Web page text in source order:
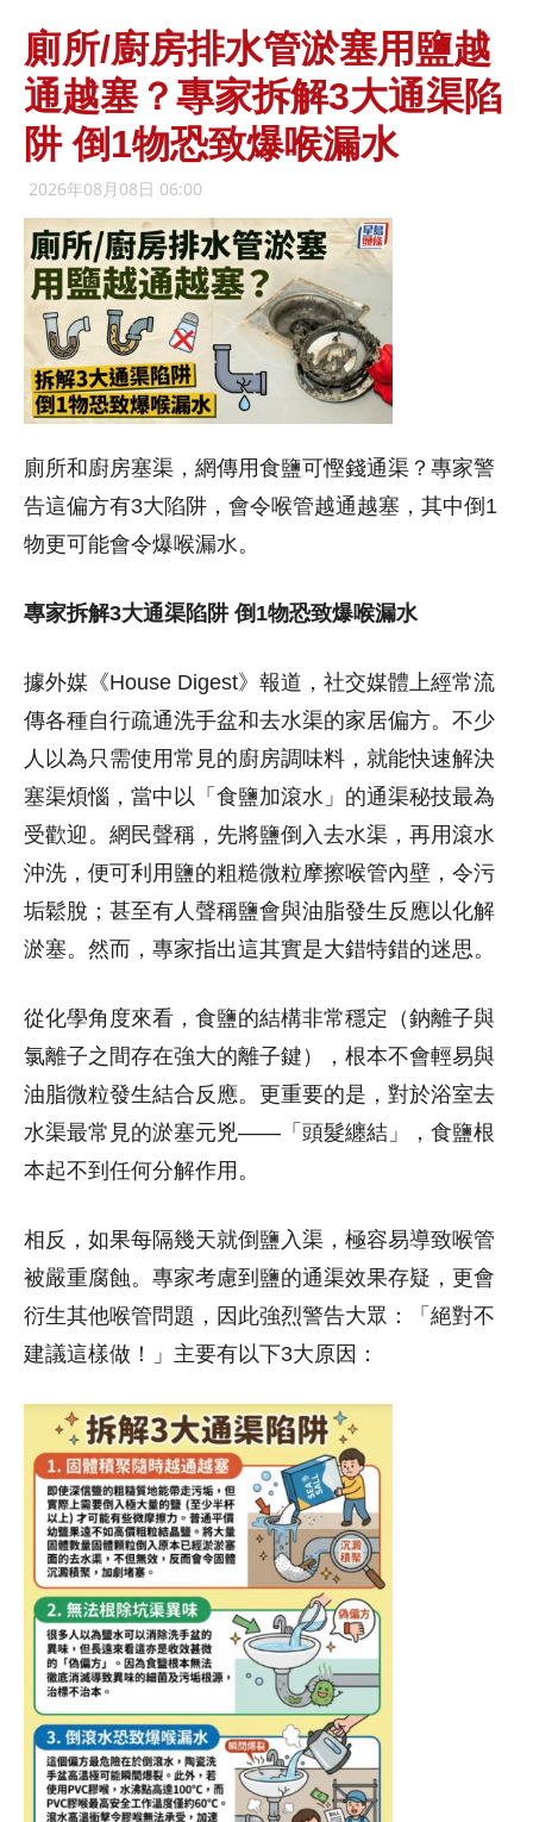
廁所/廚房排水管淤塞用鹽越
通越塞？專家拆解3大通渠陷
阱 倒1物恐致爆喉漏水
2026年08月08日 06:00
廁所和廚房塞渠，網傳用食鹽可慳錢通渠？專家警
告這偏方有3大陷阱，會令喉管越通越塞，其中倒1
物更可能會令爆喉漏水。
專家拆解3大通渠陷阱 倒1物恐致爆喉漏水
據外媒《House Digest》報道，社交媒體上經常流
傳各種自行疏通洗手盆和去水渠的家居偏方。不少
人以為只需使用常見的廚房調味料，就能快速解決
塞渠煩惱，當中以「食鹽加滾水」的通渠秘技最為
受歡迎。網民聲稱，先將鹽倒入去水渠，再用滾水
沖洗，便可利用鹽的粗糙微粒摩擦喉管內壁，令污
垢鬆脫；甚至有人聲稱鹽會與油脂發生反應以化解
淤塞。然而，專家指出這其實是大錯特錯的迷思。
從化學角度來看，食鹽的結構非常穩定（鈉離子與
氯離子之間存在強大的離子鍵），根本不會輕易與
油脂微粒發生結合反應。更重要的是，對於浴室去
水渠最常見的淤塞元兇——「頭髮纏結」，食鹽根
本起不到任何分解作用。
相反，如果每隔幾天就倒鹽入渠，極容易導致喉管
被嚴重腐蝕。專家考慮到鹽的通渠效果存疑，更會
衍生其他喉管問題，因此強烈警告大眾：「絕對不
建議這樣做！」主要有以下3大原因：